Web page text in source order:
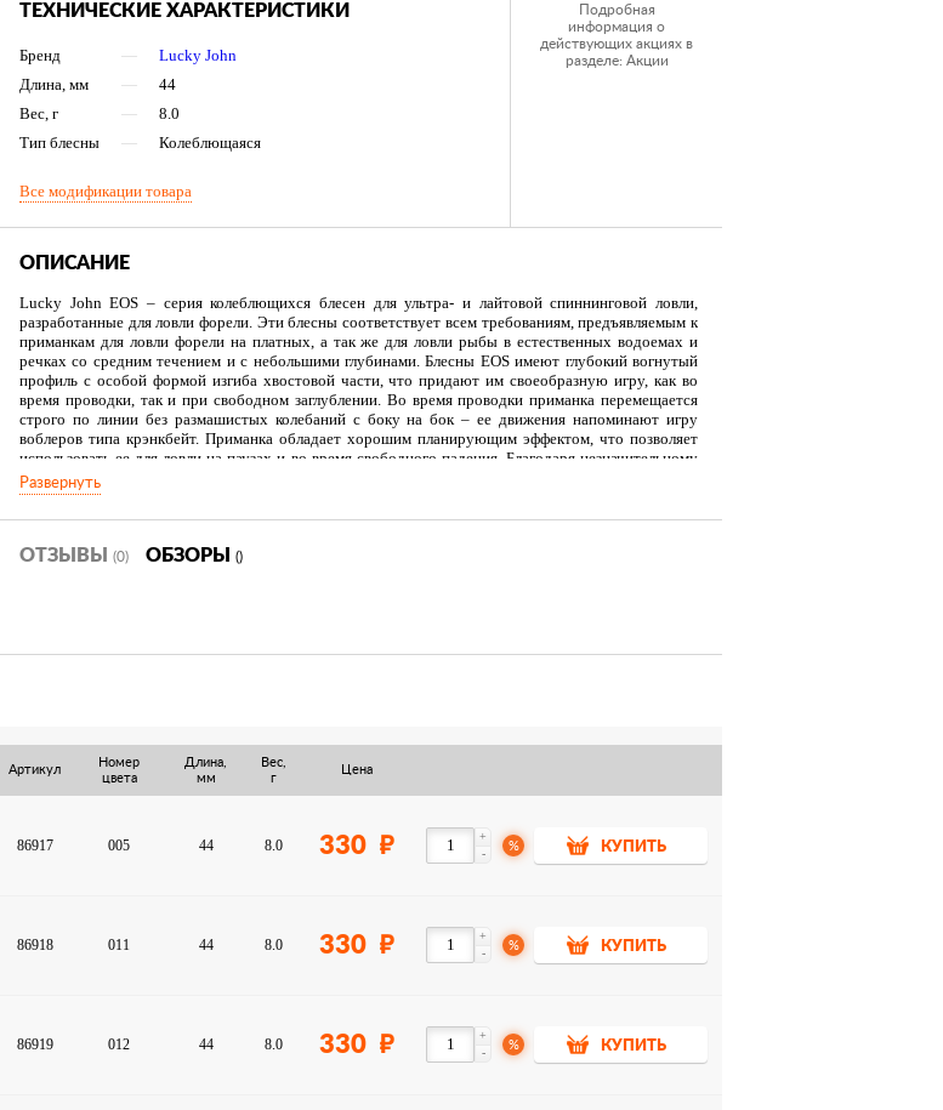
ТЕХНИЧЕСКИЕ ХАРАКТЕРИСТИКИ
Бренд —
Lucky John
Длина, мм
—
44
Вес, г
—
8.0
Тип блесны
— Колеблющаяся
Все модификации товара
Подробная
информация о
действующих акциях в
разделе: Акции
ОПИСАНИЕ
Lucky John EOS – серия колеблющихся блесен для ультра- и лайтовой спиннинговой ловли,
разработанные для ловли форели. Эти блесны соответствует всем требованиям, предъявляемым к
приманкам для ловли форели на платных, а так же для ловли рыбы в естественных водоемах и
речках со средним течением и с небольшими глубинами. Блесны EOS имеют глубокий вогнутый
профиль с особой формой изгиба хвостовой части, что придают им своеобразную игру, как во
время проводки, так и при свободном заглублении. Во время проводки приманка перемещается
строго по линии без размашистых колебаний с боку на бок – ее движения напоминают игру
воблеров типа крэнкбейт. Приманка обладает хорошим планирующим эффектом, что позволяет
использовать ее для ловли на паузах и во время свободного падения. Благодаря незначительному
весу, провести блесну можно по самой поверхности воды. Самые маленькие размеры: 3.5 и 5 г
рассчитаны для ловли на мелководье, они комплектуются спортивными ординарными крючками.
Блесны весом 8 г отлично подходят для ловли в глубоких местах, они комплектуются тройниками.
высококачественными японскими крючками и фурнитурой.
Развернуть
ОТЗЫВЫ (0) ОБЗОРЫ ()
Тент LAKER с каркасом для
11 600 Р
Тент LAKER с каркасом для
...
19 500 Р
Тент LAKER с каркасом для
...
9 700 Р
Тент LAKER с каркасом для
...
18 200
Артикул
Номер
цвета
Длина,
мм
Вес,
г
Цена
86917 005 44 8.0 330 -
+
% КУПИТЬ
86918 011 44 8.0 330 -
+
% КУПИТЬ
86919 012 44 8.0 330 -
+
% КУПИТЬ